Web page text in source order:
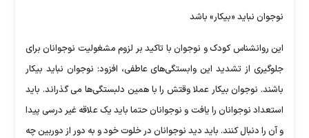
نوجوان نباید «بیکار» باشد
این روانشناس کودک و نوجوان با تاکید بر لزوم مشغولیت نوجوانان برای
جلوگیری از تشدید این وابستگی‌های عاطفی، افزود: نوجوان نباید بیکار
باشند. نوجوان بیکار عملا وقتش را با همین دلبستگی‌ها می گذراند. باید
استعداد نوجوانان را یافت و نوجوانان حتما باید یک علاقه غیر درسی پیدا
و آن را دنبال کنند. باید دید نوجوانان در خلوت خود و به دور از دوربین چه